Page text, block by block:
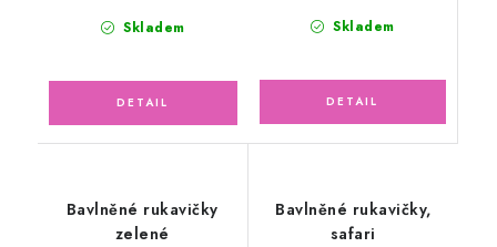
Skladem Skladem
Bavlněné rukavičky
zelené
Bavlněné rukavičky,
safari